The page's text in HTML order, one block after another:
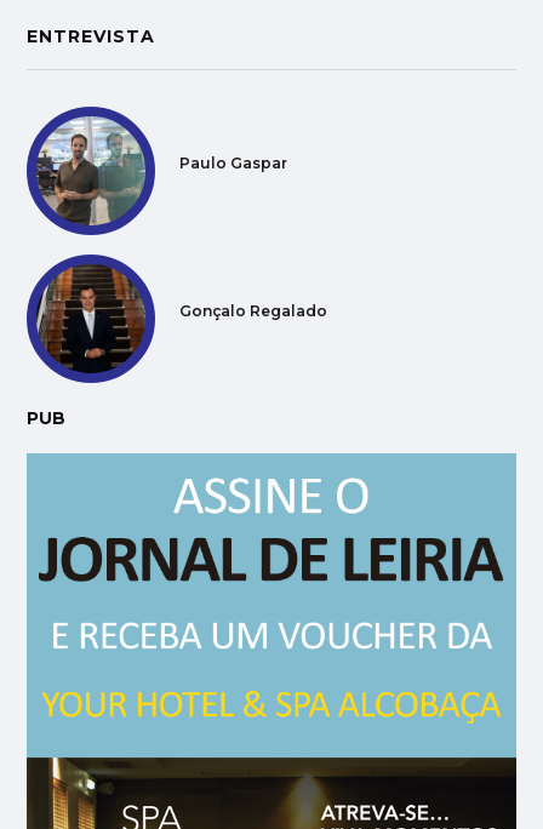
ENTREVISTA
Paulo Gaspar
Gonçalo Regalado
PUB